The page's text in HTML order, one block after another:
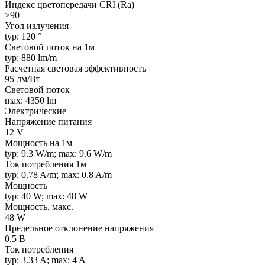
Индекс цветопередачи CRI (Ra)
>90
Угол излучения
typ: 120 °
Световой поток на 1м
typ: 880 lm/m
Расчетная световая эффективность
95 лм/Вт
Световой поток
max: 4350 lm
Электрические
Напряжение питания
12 V
Мощность на 1м
typ: 9.3 W/m; max: 9.6 W/m
Ток потребления 1м
typ: 0.78 A/m; max: 0.8 A/m
Мощность
typ: 40 W; max: 48 W
Мощность, макс.
48 W
Предельное отклонение напряжения ±
0.5 В
Ток потребления
typ: 3.33 A; max: 4 A